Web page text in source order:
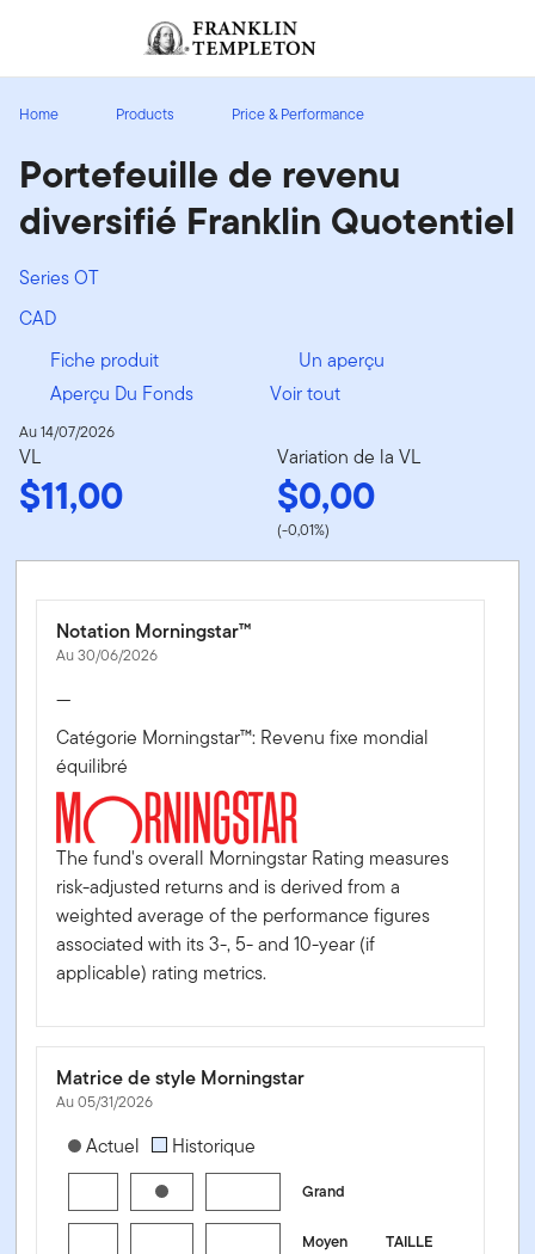
Header menu toggle
Ouverture de session
Home Products Price & Performance
Portefeuille de revenu
diversifié Franklin Quotentiel
Series OT
CAD
Fiche produit
Un aperçu
Aperçu Du Fonds
Voir tout
Au 14/07/2026
VL
$11,00
Variation de la VL
$0,00
(-0,01%)
Notation Morningstar™
Au 30/06/2026
—
Catégorie Morningstar™: Revenu fixe mondial
équilibré
The fund's overall Morningstar Rating measures
risk-adjusted returns and is derived from a
weighted average of the performance figures
associated with its 3-, 5- and 10-year (if
applicable) rating metrics.
Matrice de style Morningstar
Au 05/31/2026
[products.morningstar-stylebox-title-sr-equity]
Actuel Historique
Grand
TAILLE
Moyen